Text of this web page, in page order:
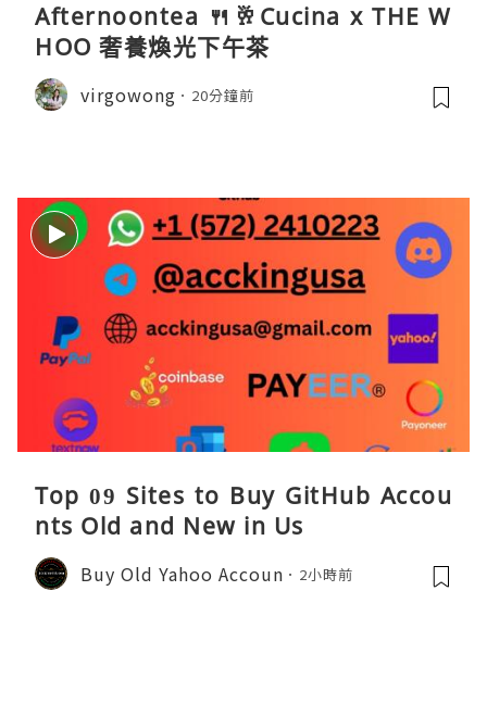
Afternoontea 🍴🥂Cucina x THE W
HOO 奢養煥光下午茶
virgowong 20分鐘前
Top 09 Sites to Buy GitHub Accou
nts Old and New in Us
Buy Old Yahoo Accoun 2小時前